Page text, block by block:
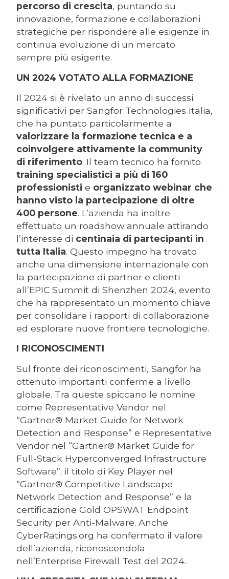
percorso di crescita, puntando su
innovazione, formazione e collaborazioni
strategiche per rispondere alle esigenze in
continua evoluzione di un mercato
sempre più esigente.
UN 2024 VOTATO ALLA FORMAZIONE
Il 2024 si è rivelato un anno di successi
significativi per Sangfor Technologies Italia,
che ha puntato particolarmente a
valorizzare la formazione tecnica e a
coinvolgere attivamente la community
di riferimento. Il team tecnico ha fornito
training specialistici a più di 160
professionisti e organizzato webinar che
hanno visto la partecipazione di oltre
400 persone. L’azienda ha inoltre
effettuato un roadshow annuale attirando
l’interesse di centinaia di partecipanti in
tutta Italia. Questo impegno ha trovato
anche una dimensione internazionale con
la partecipazione di partner e clienti
all’EPIC Summit di Shenzhen 2024, evento
che ha rappresentato un momento chiave
per consolidare i rapporti di collaborazione
ed esplorare nuove frontiere tecnologiche.
I RICONOSCIMENTI
Sul fronte dei riconoscimenti, Sangfor ha
ottenuto importanti conferme a livello
globale. Tra queste spiccano le nomine
come Representative Vendor nel
“Gartner® Market Guide for Network
Detection and Response” e Representative
Vendor nel “Gartner® Market Guide for
Full-Stack Hyperconverged Infrastructure
Software”; il titolo di Key Player nel
“Gartner® Competitive Landscape
Network Detection and Response” e la
certificazione Gold OPSWAT Endpoint
Security per Anti-Malware. Anche
CyberRatings.org ha confermato il valore
dell’azienda, riconoscendola
nell’Enterprise Firewall Test del 2024.